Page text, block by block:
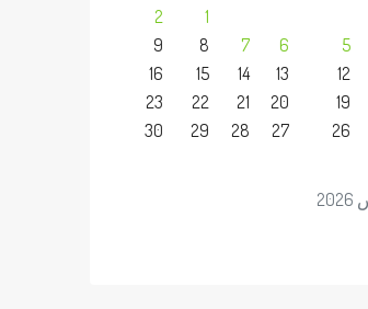
1
2
5
6
7
8
9
12
13
14
15
16
19
20
21
22
23
26
27
28
29
30